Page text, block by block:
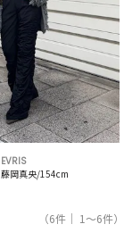
EVRIS
藤岡真央/154cm
（6件｜ 1～6件）